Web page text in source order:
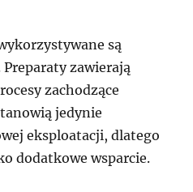
są
zawierają
zachodzące
jedynie
eksploatacji, dlatego
dodatkowe wsparcie.